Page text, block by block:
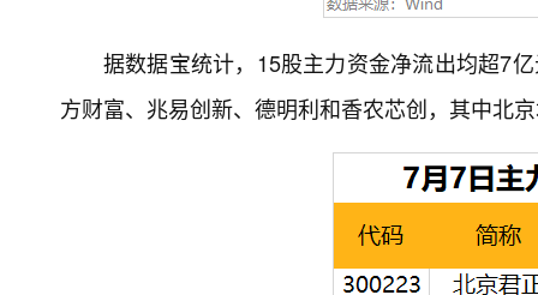
据数据宝统计，15股主力资金净流出均超7
方财富、兆易创新、德明利和香农芯创，其中北